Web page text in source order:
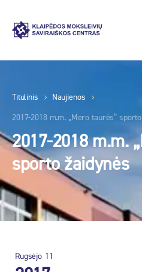
Titulinis Naujienos
2017-2018 m.m. „Mero taurės”
2017-2018 m.m.
sporto žaidynės
Rugsėjo 11